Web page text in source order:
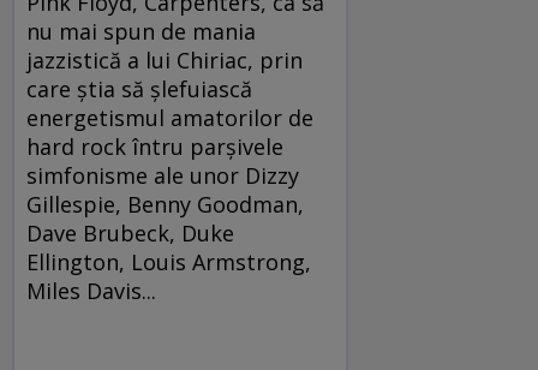
nu mai spun de mania
jazzistică a lui Chiriac, prin
care ştia să şlefuiască
energetismul amatorilor de
hard rock întru parşivele
simfonisme ale unor Dizzy
Gillespie, Benny Goodman,
Dave Brubeck, Duke
Ellington, Louis Armstrong,
Miles Davis...